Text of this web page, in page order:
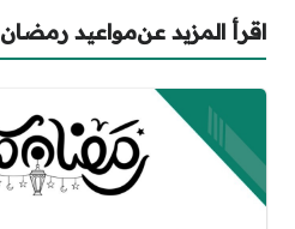
اقرأ المزيد عنمواعيد رمضان